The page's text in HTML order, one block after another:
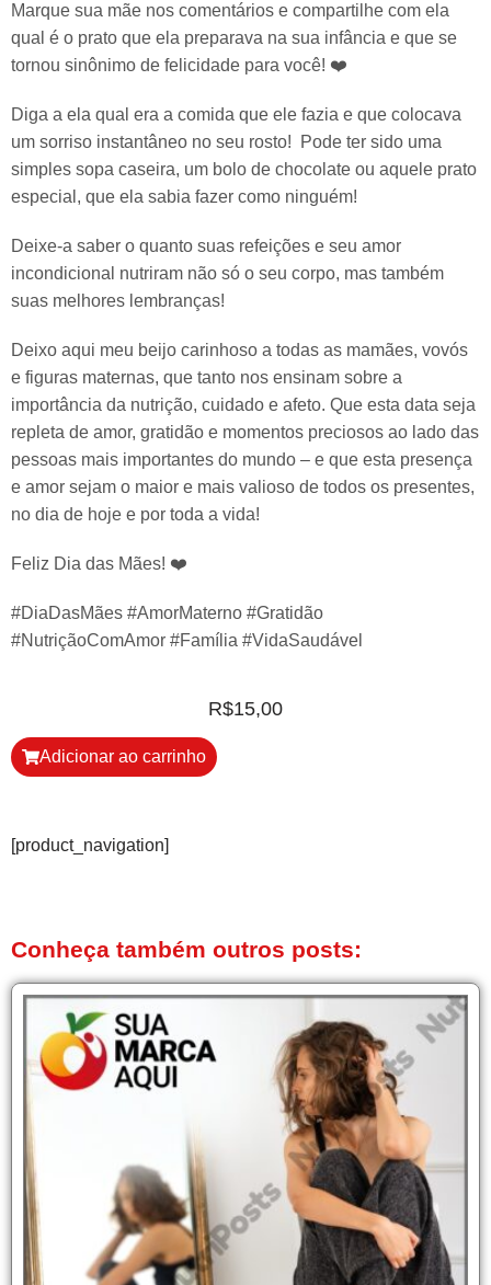
Marque sua mãe nos comentários e compartilhe com ela
qual é o prato que ela preparava na sua infância e que se
tornou sinônimo de felicidade para você! ❤️
Diga a ela qual era a comida que ele fazia e que colocava
um sorriso instantâneo no seu rosto! ️ Pode ter sido uma
simples sopa caseira, um bolo de chocolate ou aquele prato
especial, que ela sabia fazer como ninguém!
Deixe-a saber o quanto suas refeições e seu amor
incondicional nutriram não só o seu corpo, mas também
suas melhores lembranças!
Deixo aqui meu beijo carinhoso a todas as mamães, vovós
e figuras maternas, que tanto nos ensinam sobre a
importância da nutrição, cuidado e afeto. Que esta data seja
repleta de amor, gratidão e momentos preciosos ao lado das
pessoas mais importantes do mundo – e que esta presença
e amor sejam o maior e mais valioso de todos os presentes,
no dia de hoje e por toda a vida!
Feliz Dia das Mães! ❤️
#DiaDasMães #AmorMaterno #Gratidão
#NutriçãoComAmor #Família #VidaSaudável
R$15,00
Adicionar ao carrinho
[product_navigation]
Conheça também outros posts: